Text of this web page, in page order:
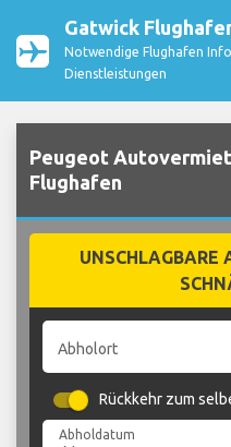
Gatwick
Notwendige Flughafen
Dienstleistungen
Peugeot
Flughafen
UNSCHLAGBARE
Abholort
Rückkehr zum
Abholdatum